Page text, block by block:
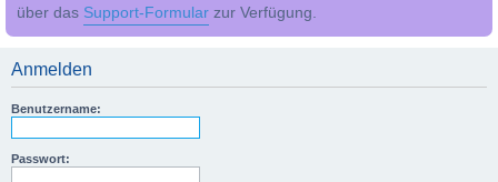
über das Support-Formular zur Verfügung.
Anmelden
Benutzername:
Passwort: